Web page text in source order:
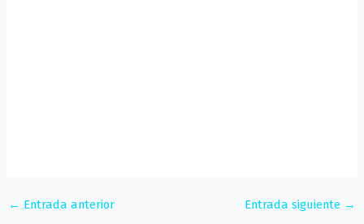
← Entrada anterior Entrada siguiente →